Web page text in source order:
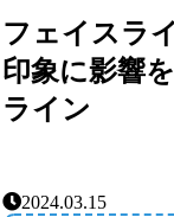
フェイスラ
印象に影響
ライン
2024.03.15